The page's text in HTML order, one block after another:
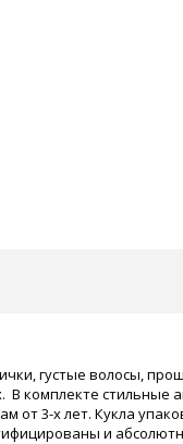
густые волосы,
комплекте стильные
от 3-х лет. Кукла
и